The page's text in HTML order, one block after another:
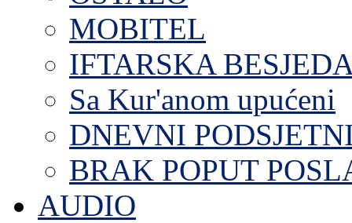
MOBITEL
IFTARSKA
Sa Kur'anom upućeni
DNEVNI
BRAK POPUT
AUDIO